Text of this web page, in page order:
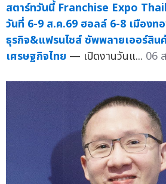
สตาร์ทวันนี้ Franchise Expo
วันที่ 6-9 ส.ค.69 ฮอลล์ 6-8 เมืองท
ธุรกิจ&แฟรนไชส์ ซัพพลายเออร์สิน
เศรษฐกิจไทย — เปิดงานวันแ... 06